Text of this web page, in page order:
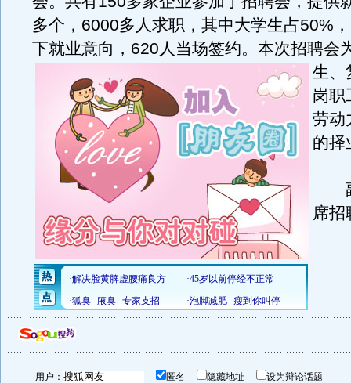
多个，6000多人求职，其中大学生占50%
下就业意向，620人当场签约。 本次招聘会
生、
岗职
劳动
的择
副
席招
用户： 匿名 隐藏地址 设为辩论话题